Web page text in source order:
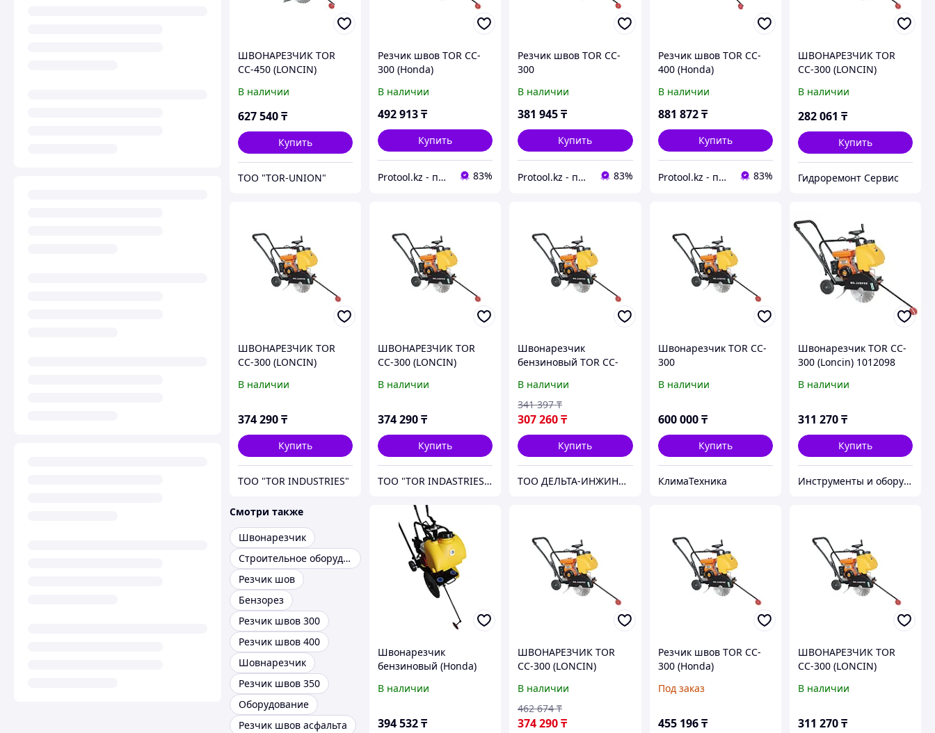
ШВОНАРЕЗЧИК TOR
CC-450 (LONCIN)
В наличии
627 540₸
Купить
ТОО "TOR-UNION"
Резчик швов TOR CC-
300 (Honda)
В наличии
492 913₸
Купить
Protool.kz - продажа электроинструмента, ручные строительные и садовые инструменты 83%
Резчик швов TOR CC-
300
В наличии
381 945₸
Купить
Protool.kz - продажа электроинструмента, ручные строительные и садовые инструменты 83%
Резчик швов TOR CC-
400 (Honda)
В наличии
881 872 ₸
Купить
Protool.kz - продажа электроинструмента, ручные строительные и садовые инструменты 83%
ШВОНАРЕЗЧИК TOR
CC-300 (LONCIN)
В наличии
282 061 ₸
Купить
Гидроремонт Сервис
ШВОНАРЕЗЧИК TOR
CC-300 (LONCIN)
В наличии
374 290₸
Купить
ТОО "TOR INDUSTRIES"
ШВОНАРЕЗЧИК TOR
CC-300 (LONCIN)
В наличии
374 290₸
Купить
TOO "TOR INDASTRIES" в г. Астана
Швонарезчик
бензиновый TOR CC-
В наличии
307 260₸
341 397 ₸
Купить
ТОО ДЕЛЬТА-ИНЖИНИРИНГ | Оборудование и станки из России без посредников
Швонарезчик TOR CC-
300
В наличии
600 000 ₸
Купить
КлимаТехника
Швонарезчик TOR CC-
300 (Loncin) 1012098
В наличии
311 270₸
Купить
Инструменты и оборудование StellarTrade
Смотри также
Швонарезчик
Строительное оборудование
Резчик шов
Бензорез
Резчик швов 300
Резчик швов 400
Шовнарезчик
Резчик швов 350
Оборудование
Резчик швов асфальта
Швонарезчик
бензиновый (Honda)
В наличии
394 532₸
ШВОНАРЕЗЧИК TOR
CC-300 (LONCIN)
В наличии
374 290₸
462 674 ₸
Резчик швов TOR CC-
300 (Honda)
Под заказ
455 196 ₸
ШВОНАРЕЗЧИК TOR
CC-300 (LONCIN)
В наличии
311 270₸